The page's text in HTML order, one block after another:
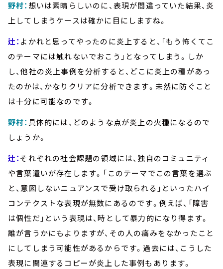
野村： 想いは素晴らしいのに、表現が間違っていた結果、炎
上してしまうケースは確かに目にしますね。
辻： よかれと思ってやったのに炎上すると、「もう怖くてこ
のテーマには触れないでおこう」となってしまう。しか
し、他社の炎上事例を分析すると、どこに炎上の種があっ
たのかは、かなりクリアに分析できます。未然に防ぐこと
は十分に可能なのです。
野村：具体的には、どのような点が炎上の火種になるので
しょうか。
辻：それぞれの社会課題の領域には、独自のコミュニティ
や言葉遣いが存在します。「このテーマでこの言葉を選ぶ
と、意図しないニュアンスで受け取られる」といったハイ
コンテクストな表現が無数にあるのです。例えば、「障害
は個性だ」という表現は、時として暴力的になり得ます。
誰が言うかにもよりますが、その人の痛みをなかったこと
にしてしまう可能性があるからです。過去には、こうした
表現に関連するコピーが炎上した事例もあります。